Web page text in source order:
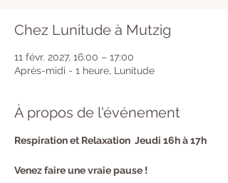
Chez Lunitude à Mutzig
11 févr. 2027, 16:00 – 17:00
Après-midi - 1 heure, Lunitude
À propos de l'événement
Respiration et Relaxation  Jeudi 16h à 17h
Venez faire une vraie pause !